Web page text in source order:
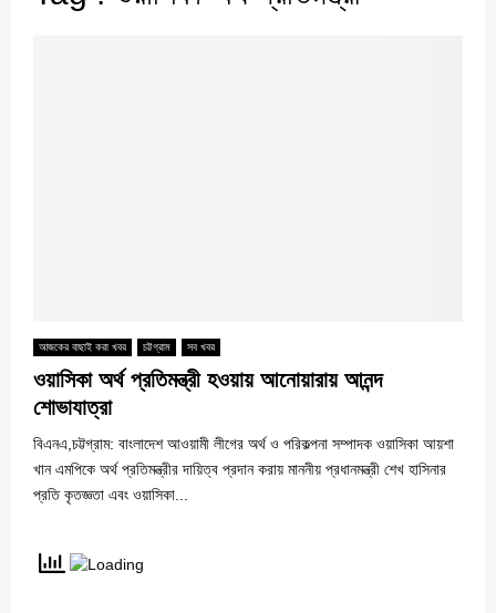
আজকের বাছাই করা খবর চট্টগ্রাম সব খবর
ওয়াসিকা অর্থ প্রতিমন্ত্রী হওয়ায় আনোয়ারায় আনন্দ
শোভাযাত্রা
বিএনএ,চট্টগ্রাম: বাংলাদেশ আওয়ামী লীগের অর্থ ও পরিকল্পনা সম্পাদক ওয়াসিকা আয়শা
খান এমপিকে অর্থ প্রতিমন্ত্রীর দায়িত্ব প্রদান করায় মাননীয় প্রধানমন্ত্রী শেখ হাসিনার
প্রতি কৃতজ্ঞতা এবং ওয়াসিকা...